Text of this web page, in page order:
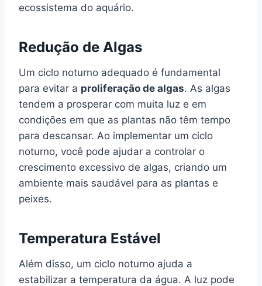
ecossistema do aquário.
Redução de Algas
Um ciclo noturno adequado é fundamental
para evitar a proliferação de algas. As algas
tendem a prosperar com muita luz e em
condições em que as plantas não têm tempo
para descansar. Ao implementar um ciclo
noturno, você pode ajudar a controlar o
crescimento excessivo de algas, criando um
ambiente mais saudável para as plantas e
peixes.
Temperatura Estável
Além disso, um ciclo noturno ajuda a
estabilizar a temperatura da água. A luz pode